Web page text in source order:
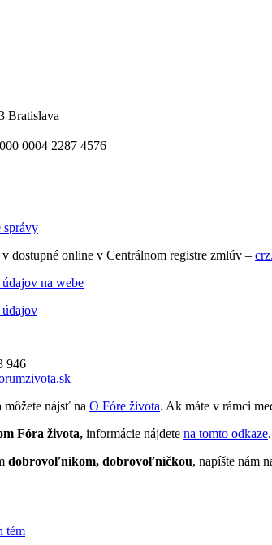
Bratislava
0004 2287 4576
správy
dostupné online v Centrálnom registre zmlúv –
na webe
údajov
946
môžete nájsť na O Fóre života. Ak máte v rámci
Fóra života, informácie nájdete na tomto odkaze.
dobrovoľníkom, dobrovoľníčkou, napíšte nám
tém